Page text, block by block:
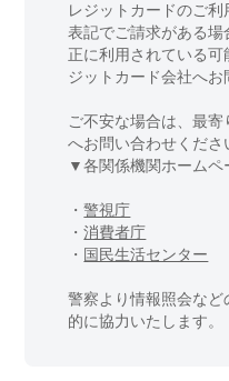
レジットカードのご
表記でご請求がある
正に利用されている
ジットカード会社へお
ご不安な場合は、最
へお問い合わせくださ
▼各関係機関ホームペ
・警視庁
・消費者庁
・ 国民生活センター
警察より情報照会な
的に協力いたします。